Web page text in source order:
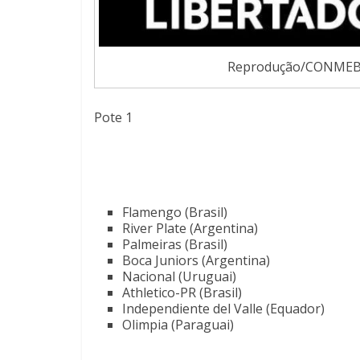
Reprodução/
Pote 1
Flamengo (Brasil)
River Plate (Argentina)
Palmeiras (Brasil)
Boca Juniors (Argentina)
Nacional (Uruguai)
Athletico-PR (Brasil)
Independiente del Valle (Equador)
Olimpia (Paraguai)